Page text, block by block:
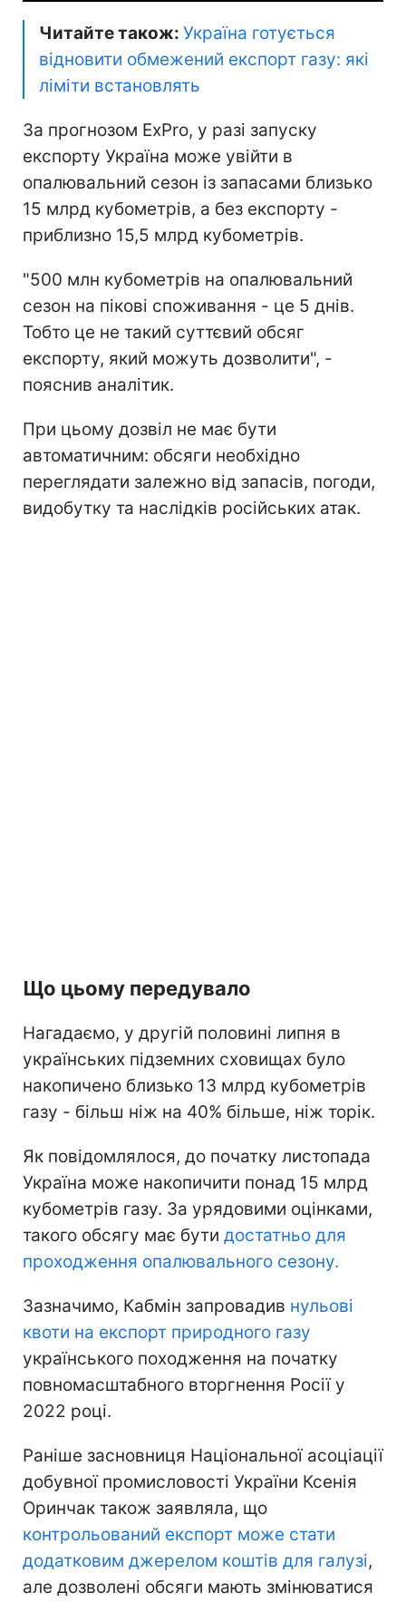
Читайте також: Україна готується
відновити обмежений експорт газу: які
ліміти встановлять
За прогнозом ExPro, у разі запуску
експорту Україна може увійти в
опалювальний сезон із запасами близько
15 млрд кубометрів, а без експорту -
приблизно 15,5 млрд кубометрів.
"500 млн кубометрів на опалювальний
сезон на пікові споживання - це 5 днів.
Тобто це не такий суттєвий обсяг
експорту, який можуть дозволити", -
пояснив аналітик.
При цьому дозвіл не має бути
автоматичним: обсяги необхідно
переглядати залежно від запасів, погоди,
видобутку та наслідків російських атак.
Що цьому передувало
Нагадаємо, у другій половині липня в
українських підземних сховищах було
накопичено близько 13 млрд кубометрів
газу - більш ніж на 40% більше, ніж торік.
Як повідомлялося, до початку листопада
Україна може накопичити понад 15 млрд
кубометрів газу. За урядовими оцінками,
такого обсягу має бути достатньо для
проходження опалювального сезону.
Зазначимо, Кабмін запровадив нульові
квоти на експорт природного газу
українського походження на початку
повномасштабного вторгнення Росії у
2022 році.
Раніше засновниця Національної асоціації
добувної промисловості України Ксенія
Оринчак також заявляла, що
контрольований експорт може стати
додатковим джерелом коштів для галузі,
але дозволені обсяги мають змінюватися